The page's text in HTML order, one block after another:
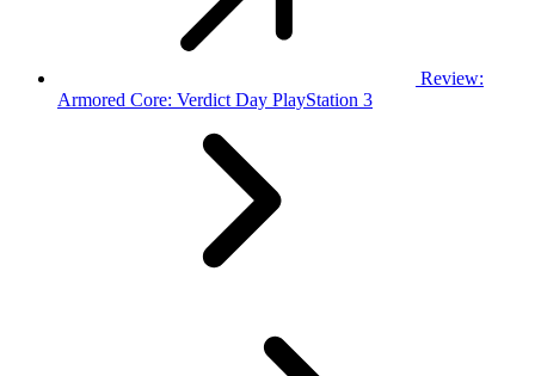
Review:
Armored Core: Verdict Day PlayStation 3